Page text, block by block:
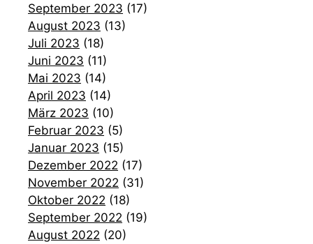
September 2023 (17)
August 2023 (13)
Juli 2023 (18)
Juni 2023 (11)
Mai 2023 (14)
April 2023 (14)
März 2023 (10)
Februar 2023 (5)
Januar 2023 (15)
Dezember 2022 (17)
November 2022 (31)
Oktober 2022 (18)
September 2022 (19)
August 2022 (20)